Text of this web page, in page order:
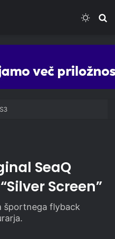
SeaQ
Screen”
športnega flyback